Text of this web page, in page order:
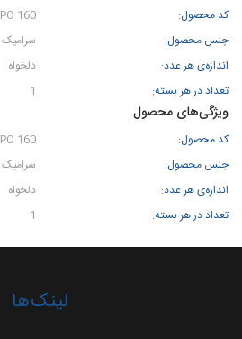
کد محصول:
PO 160روشویی سرامیکی
جنس محصول:
سرامیک
اندازه‌ی هر عدد:
دلخواه
تعداد در هر بسته:
1
ویژگی‌های محصول
کد محصول:
PO 160روشویی سرامیکی
جنس محصول:
سرامیک
اندازه‌ی هر عدد:
دلخواه
تعداد در هر بسته:
1
لینک‌ها